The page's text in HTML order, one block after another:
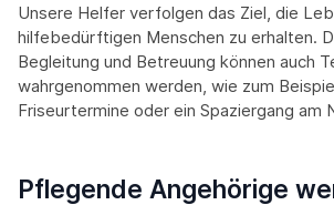
Unsere Helfer verfolgen das Ziel, die
hilfebedürftigen Menschen zu erhalten.
Begleitung und Betreuung können auch
wahrgenommen werden, wie zum
Friseurtermine oder ein Spaziergang am
Pflegende Angehörige